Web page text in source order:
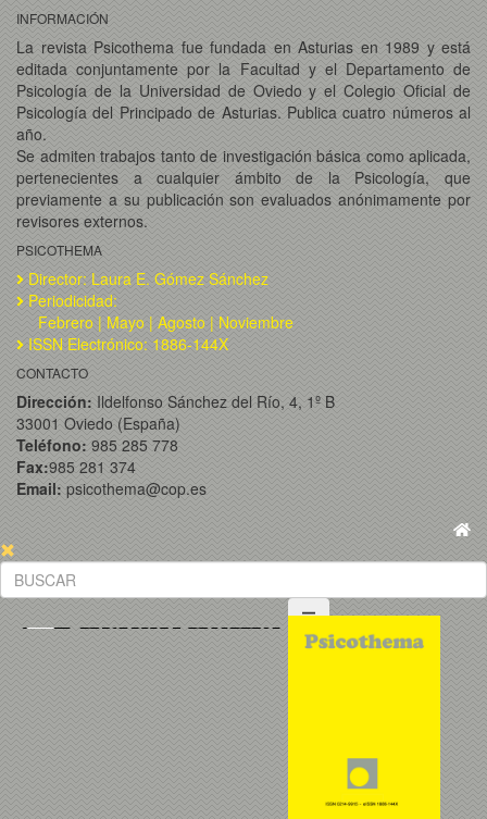
INFORMACIÓN
La revista Psicothema fue fundada en Asturias en 1989 y está
editada conjuntamente por la Facultad y el Departamento de
Psicología de la Universidad de Oviedo y el Colegio Oficial de
Psicología del Principado de Asturias. Publica cuatro números al
año.
Se admiten trabajos tanto de investigación básica como aplicada,
pertenecientes a cualquier ámbito de la Psicología, que
previamente a su publicación son evaluados anónimamente por
revisores externos.
PSICOTHEMA
Director: Laura E. Gómez Sánchez
Periodicidad:
Febrero | Mayo | Agosto | Noviembre
ISSN Electrónico: 1886-144X
CONTACTO
Dirección: Ildelfonso Sánchez del Río, 4, 1º B
33001 Oviedo (España)
Teléfono: 985 285 778
Fax:985 281 374
Email: psicothema@cop.es